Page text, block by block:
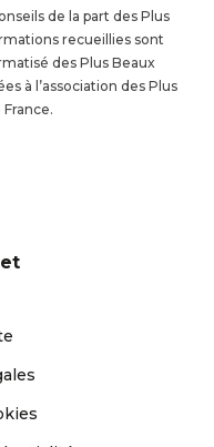
la
de la part des Plus
recueillies sont
des Plus Beaux
à l’association des Plus